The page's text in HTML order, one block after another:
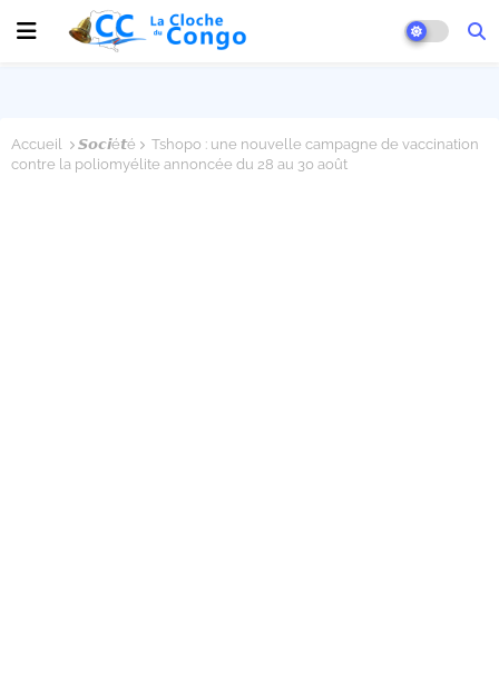
Accueil 𝙎𝙤𝙘𝙞é𝙩é
Tshopo : une nouvelle campagne de vaccination
contre la poliomyélite annoncée du 28 au 30 août